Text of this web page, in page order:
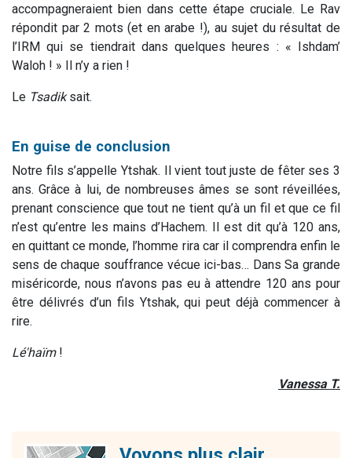
accompagneraient bien dans cette étape cruciale. Le Rav
répondit par 2 mots (et en arabe !), au sujet du résultat de
l’IRM qui se tiendrait dans quelques heures : « Ishdam’
Waloh ! » Il n’y a rien !
Le Tsadiksait.
En guise de conclusion
Notre fils s’appelle Ytshak. Il vient tout juste de fêter ses 3
ans. Grâce à lui, de nombreuses âmes se sont réveillées,
prenant conscience que tout ne tient qu’à un fil et que ce fil
n’est qu’entre les mains d’Hachem. Il est dit qu’à 120 ans,
en quittant ce monde, l’homme rira car il comprendra enfin le
sens de chaque souffrance vécue ici-bas… Dans Sa grande
miséricorde, nous n’avons pas eu à attendre 120 ans pour
être délivrés d’un fils Ytshak, qui peut déjà commencer à
rire.
Lé'haïm !
Vanessa T.